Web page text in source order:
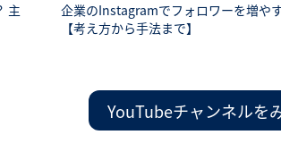
主
企業のInstagramでフォロワーを増や
【考え方から手法まで】
YouTubeチャンネルを